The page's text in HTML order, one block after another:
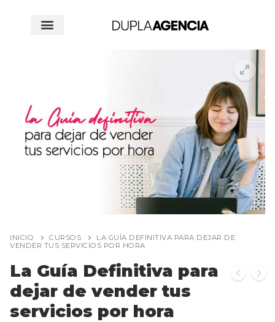
INICIO CURSOS
LA GUÍA DEFINITIVA PARA DEJAR DE
VENDER TUS SERVICIOS POR HORA
La Guía Definitiva para
dejar de vender tus
servicios por hora